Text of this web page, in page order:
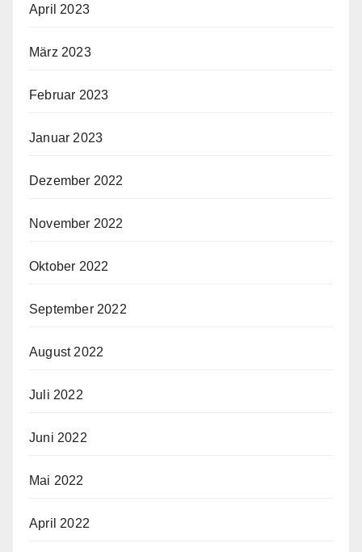
April 2023
März 2023
Februar 2023
Januar 2023
Dezember 2022
November 2022
Oktober 2022
September 2022
August 2022
Juli 2022
Juni 2022
Mai 2022
April 2022